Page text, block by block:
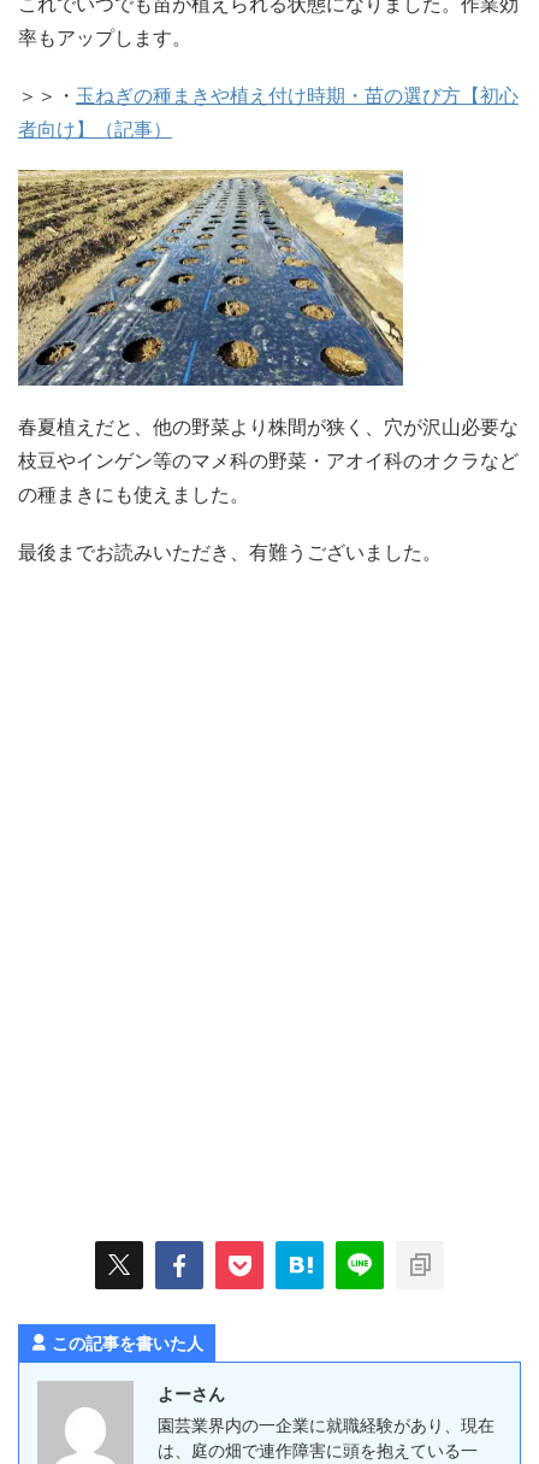
率もアップします。
＞＞・ 玉ねぎの種まきや植え付け時期・苗の選び方【初心
者向け】（記事）
春夏植えだと、他の野菜より株間が狭く、穴が沢山必要な
枝豆やインゲン等のマメ科の野菜・アオイ科のオクラなど
の種まきにも使えました。
最後までお読みいただき、有難うございました。
この記事を書いた人
よーさん
園芸業界内の一企業に就職経験があり、現在
は、庭の畑で連作障害に頭を抱えている一